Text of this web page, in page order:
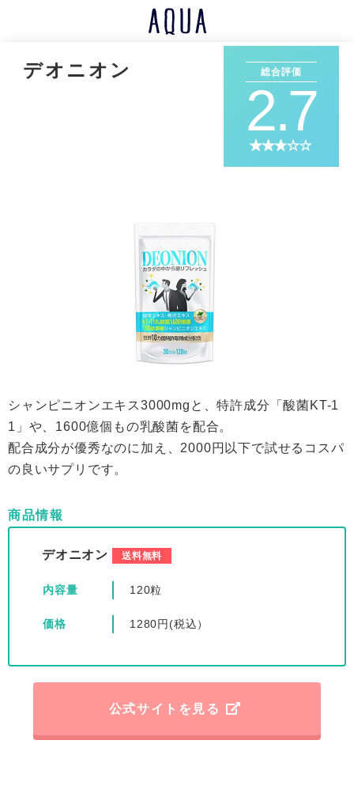
デオニオン 総合評価
2.7
シャンピニオンエキス3000mgと、特許成分「酸菌KT-1
1」や、1600億個もの乳酸菌を配合。
配合成分が優秀なのに加え、2000円以下で試せるコスパ
の良いサプリです。
商品情報
デオニオン 送料無料
内容量 120粒
価格 1280円(税込）
公式サイトを見る